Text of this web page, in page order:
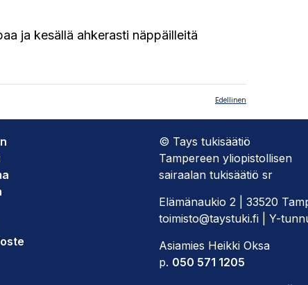
ja kesällä ahkerasti näppäilleitä
Edellinen
© Tays tukisäätiö
Tampereen yliopistollisen
sairaalan tukisäätiö sr
Elämänaukio 2 | 33520
toimisto@taystuki.fi | Y-
Asiamies Heikki Oksa
p. 050 571 1205